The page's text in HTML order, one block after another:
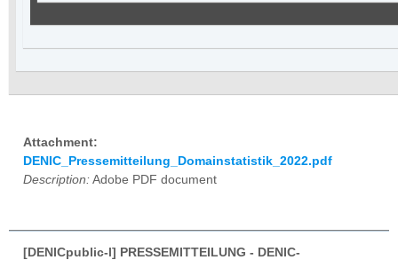
Attachment:
DENIC_Pressemitteilung_Domainstatistik_2022.pdf
Description: Adobe PDF document
[DENICpublic-l] PRESSEMITTEILUNG - DENIC-